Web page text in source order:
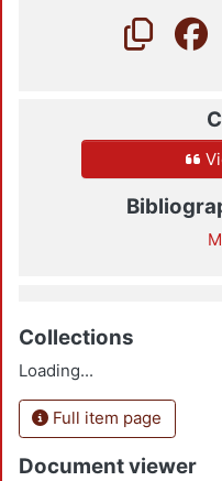
Collections
Loading...
Full item page
Document viewer